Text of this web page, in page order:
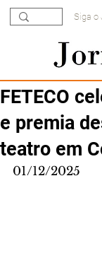
Siga o
FETECO
e premia
teatro em
01/12/2025